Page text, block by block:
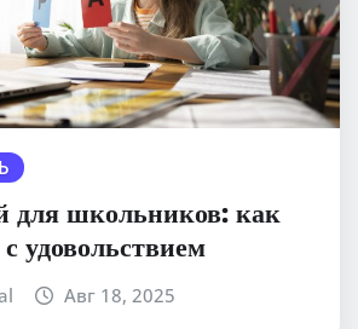
для школьников: как
удовольствием
Авг 18, 2025